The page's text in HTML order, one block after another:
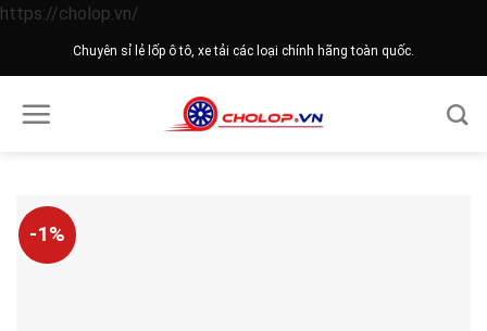
https://cholop.vn/
to
Chuyên sỉ lẻ lốp ô tô, xe tải các loại chính hãng toàn quốc.
-1%